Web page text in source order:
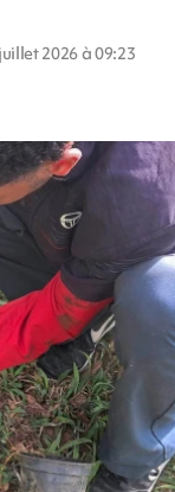
2026 à 09:23